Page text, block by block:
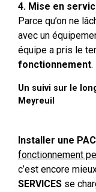
4. Mise en
Parce qu’on ne
avec un
équipe a pris le
fonctionnement.
Un suivi sur le
Meyreuil
Installer une PAC
fonctionnement
c’est encore
SERVICESse